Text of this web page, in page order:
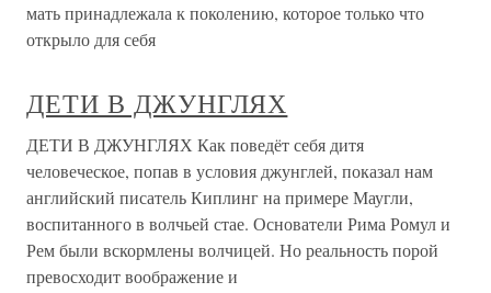
мать принадлежала к поколению, которое только что
открыло для себя
ДЕТИ В ДЖУНГЛЯХ
ДЕТИ В ДЖУНГЛЯХ Как поведёт себя дитя
человеческое, попав в условия джунглей, показал нам
английский писатель Киплинг на примере Маугли,
воспитанного в волчьей стае. Основатели Рима Ромул и
Рем были вскормлены волчицей. Но реальность порой
превосходит воображение и